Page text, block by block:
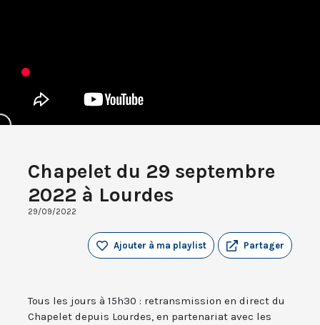
Chapelet du 29 septembre
2022 à Lourdes
29/09/2022
Partager
Ajouter à ma playlist
Tous les jours à 15h30 : retransmission en direct du
Chapelet depuis Lourdes, en partenariat avec les